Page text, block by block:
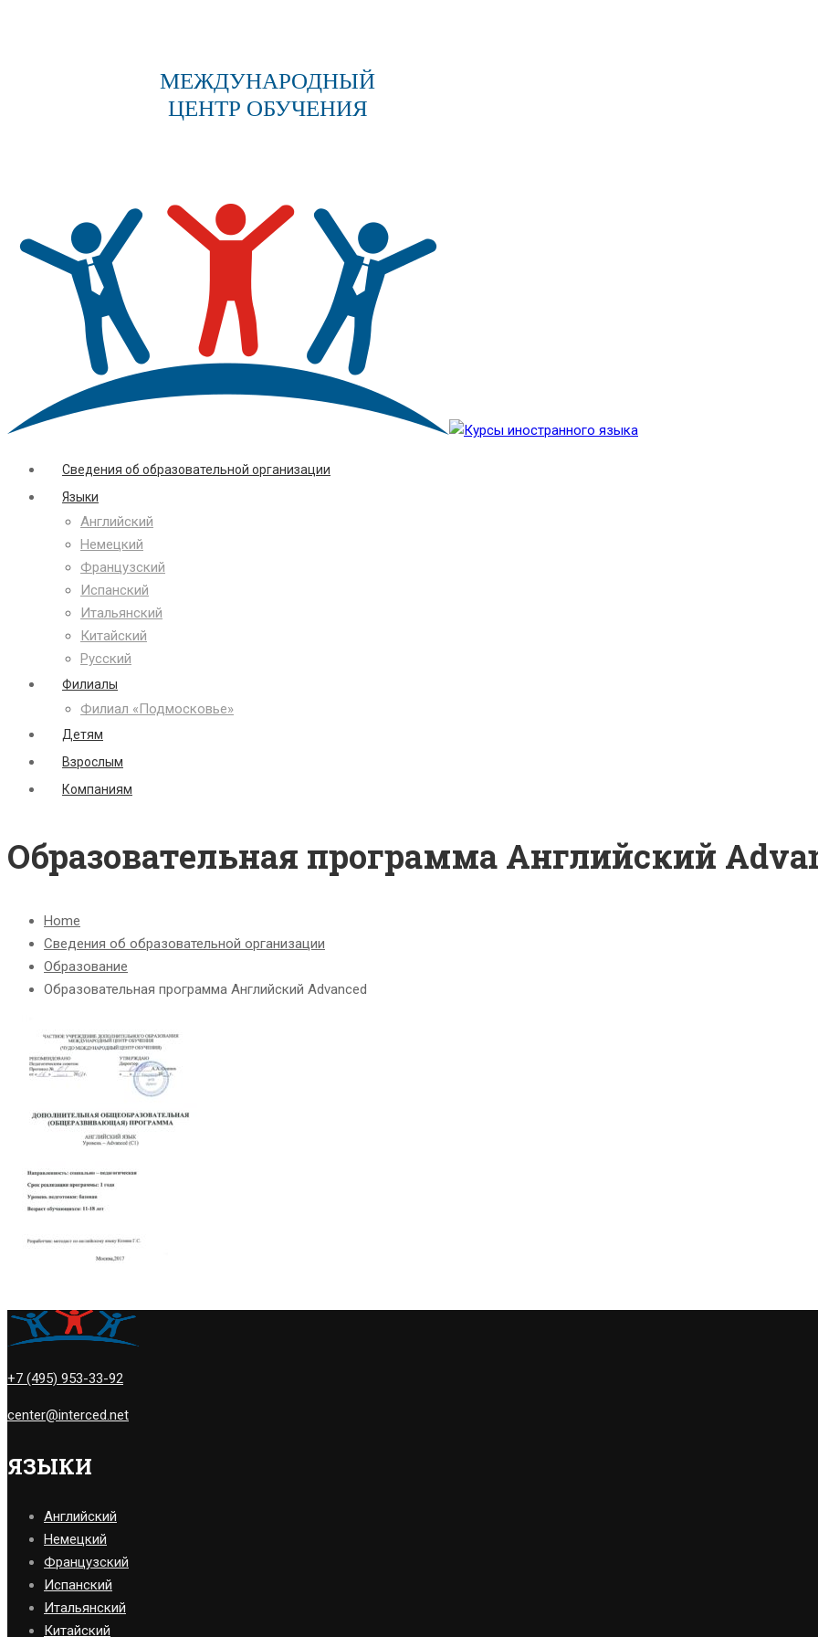
МЕЖДУНАРОДНЫЙ
ЦЕНТР ОБУЧЕНИЯ
Сведения об образовательной организации
Языки
Английский
Немецкий
Французский
Испанский
Итальянский
Китайский
Русский
Филиалы
Филиал «Подмосковье»
Детям
Взрослым
Компаниям
Образовательная программа Английский
Home
Сведения об образовательной организации
Образование
Образовательная программа Английский Advanced
+7 (495) 953-33-92
center@interced.net
ЯЗЫКИ
Английский
Немецкий
Французский
Испанский
Итальянский
Китайский